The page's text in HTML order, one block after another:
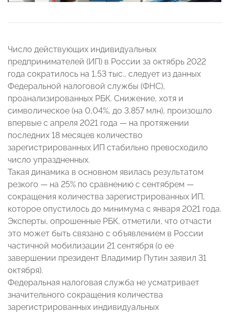
Число действующих индивидуальных
предпринимателей (ИП) в России за октябрь 2022
года сократилось на 1,53 тыс., следует из данных
Федеральной налоговой службы (ФНС),
проанализированных РБК. Снижение, хотя и
символическое (на 0,04%, до 3,857 млн), произошло
впервые с апреля 2021 года — на протяжении
последних 18 месяцев количество
зарегистрированных ИП стабильно превосходило
число упраздненных.
Такая динамика в основном явилась результатом
резкого — на 25% по сравнению с сентябрем —
сокращения количества зарегистрированных ИП,
которое опустилось до минимума с января 2021 года.
Эксперты, опрошенные РБК, отметили, что отчасти
это может быть связано с объявлением в России
частичной мобилизации 21 сентября (о ее
завершении президент Владимир Путин заявил 31
октября).
Федеральная налоговая служба не усматривает
значительного сокращения количества
зарегистрированных индивидуальных